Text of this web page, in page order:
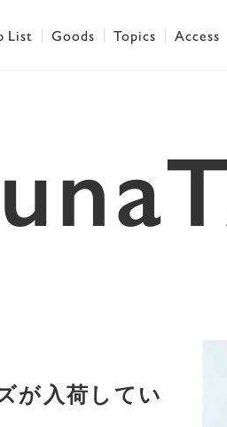
List Goods Topics Access
が入荷してい